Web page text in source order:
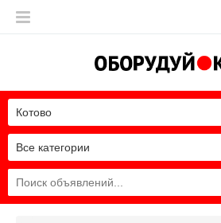
Все категории
Котово